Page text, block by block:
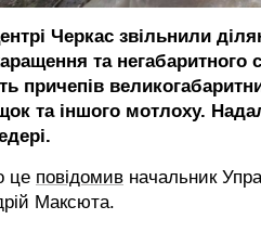
Черкас звільнили
та негабаритного
причепів
та іншого мотлоху.
це повідомив начальник
Максюта.